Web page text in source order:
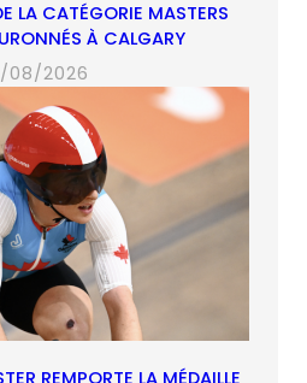
LA CATÉGORIE MASTERS
À CALGARY
08/2026
REMPORTE LA MÉDAILLE